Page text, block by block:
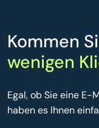
Kommen
wenigen
Egal, ob Sie eine E-
haben es Ihnen